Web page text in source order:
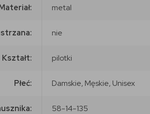
metal
nie
Kształt: pilotki
Płeć: Damskie, Męskie, Unisex
58-14-135